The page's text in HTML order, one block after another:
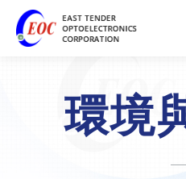
環境